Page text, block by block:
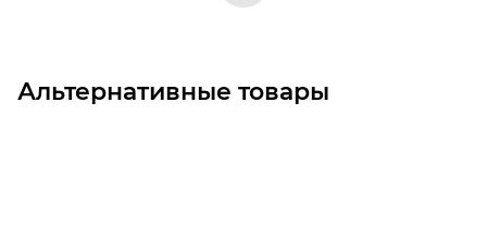
Альтернативные товары